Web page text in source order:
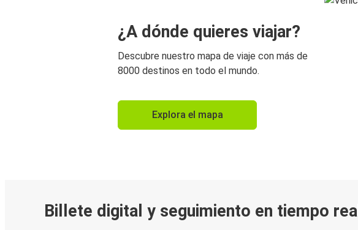
¿A dónde quieres viajar?
Descubre nuestro mapa de viaje con más de
8000 destinos en todo el mundo.
Explora el mapa
Billete digital y seguimiento en tiempo real